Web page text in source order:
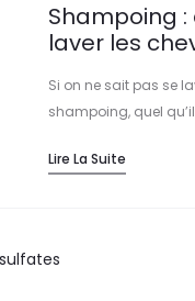
Shampoing
laver les
Si on ne sait pas se
shampoing, quel
Lire La Suite